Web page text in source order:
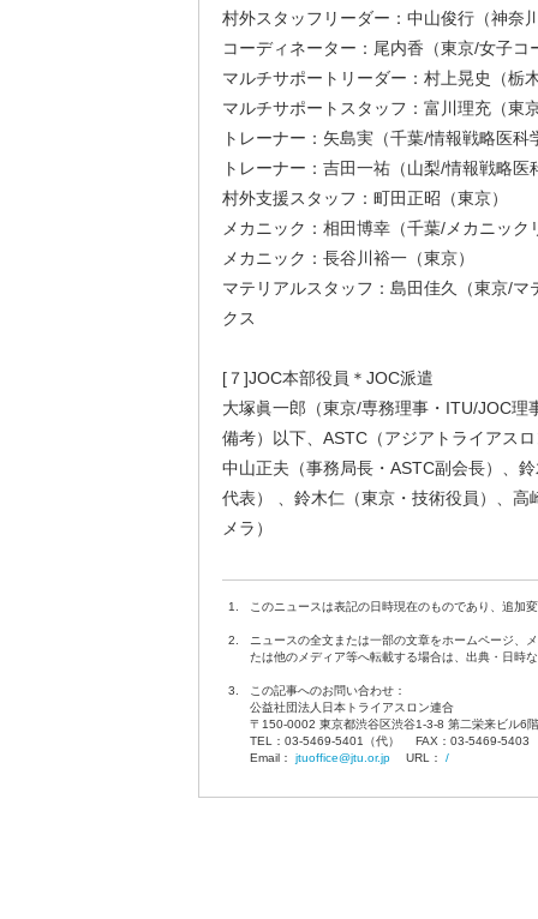
村外スタッフリーダー：中山俊行（神奈
コーディネーター：尾内香（東京/女子コ
マルチサポートリーダー：村上晃史（栃
マルチサポートスタッフ：富川理充（東
トレーナー：矢島実（千葉/情報戦略医科
トレーナー：吉田一祐（山梨/情報戦略医
村外支援スタッフ：町田正昭（東京）
メカニック：相田博幸（千葉/メカニック
メカニック：長谷川裕一（東京）
マテリアルスタッフ：島田佳久（東京/
クス
[７]JOC本部役員＊JOC派遣
大塚眞一郎（東京/専務理事・ITU/JOC理
備考）以下、ASTC（アジアトライアス
中山正夫（事務局長・ASTC副会長）、
代表） 、鈴木仁（東京・技術役員）、高
メラ）
1. このニュースは表記の日時現在のものであり、追加
2.
ニュースの全文または一部の文章をホームページ、
たは他のメディア等へ転載する場合は、出典・日時
3.
この記事へのお問い合わせ：
公益社団法人日本トライアスロン連合
〒150-0002 東京都渋谷区渋谷1-3-8 第二栄来ビル6階
TEL：03-5469-5401（代） FAX：03-5469-
Email： jtuoffice@jtu.or.jpURL： /